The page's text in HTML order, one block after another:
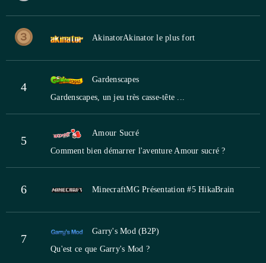
AkinatorAkinator le plus fort
4
Gardenscapes
Gardenscapes, un jeu très casse-tête ...
5
Amour Sucré
Comment bien démarrer l'aventure Amour sucré ?
6 MinecraftMG Présentation #5 HikaBrain
7
Garry's Mod (B2P)
Qu'est ce que Garry's Mod ?